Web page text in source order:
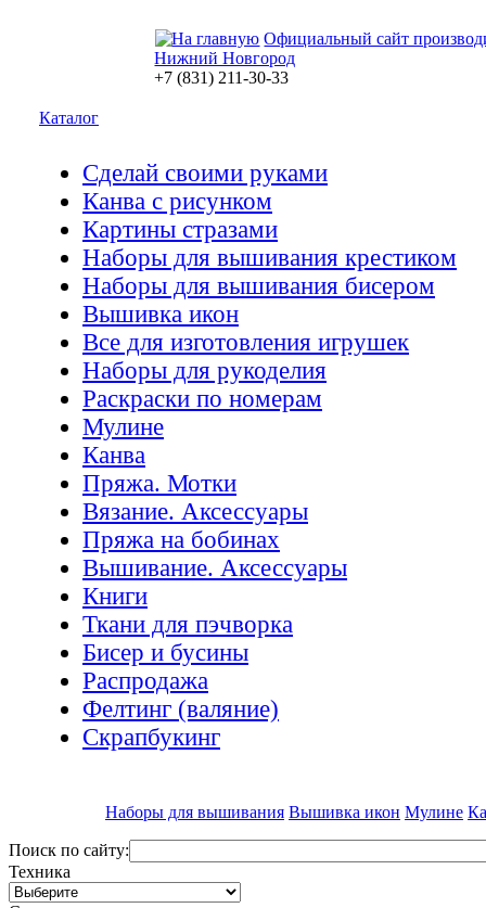
Официальный сайт
Нижний Новгород
+7 (831) 211-30-33
Каталог
Сделай своими руками
Канва с рисунком
Картины стразами
Наборы для вышивания крестиком
Наборы для вышивания бисером
Вышивка икон
Все для изготовления игрушек
Наборы для рукоделия
Раскраски по номерам
Мулине
Канва
Пряжа. Мотки
Вязание. Аксессуары
Пряжа на бобинах
Вышивание. Аксессуары
Книги
Ткани для пэчворка
Бисер и бусины
Распродажа
Фелтинг (валяние)
Скрапбукинг
Наборы для вышивания Вышивка икон Мулине
Поиск по сайту:
Техника